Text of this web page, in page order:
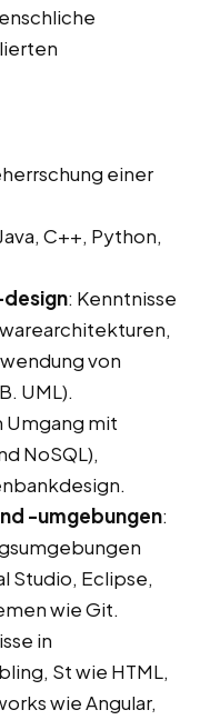
einer
C++, Python,
: Kenntnisse
von
UML).
Umgang mit
NoSQL),
-umgebungen:
Studio, Eclipse,
wie Git.
in
St wie HTML,
wie Angular,